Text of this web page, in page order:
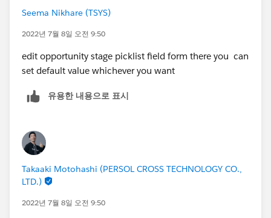
Seema Nikhare (TSYS)
2022년 7월 8일 오전 9:50
edit opportunity stage picklist field form there you can
set default value whichever you want
유용한 내용으로 표시
Takaaki Motohashi (PERSOL CROSS TECHNOLOGY CO.,
LTD.)
2022년 7월 8일 오전 9:50